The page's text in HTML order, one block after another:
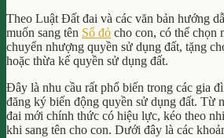
Giải
Quyết
Thế
Nào?
Theo Luật Đất đai và các văn bản hướng
muốn sang tên Sổ đỏ cho con, có thể chọn
chuyển nhượng quyền sử dụng đất, tặng
hoặc thừa kế quyền sử dụng đất.
Đây là nhu cầu rất phổ biến trong các gia
đăng ký biến động quyền sử dụng đất. Từ
đai mới chính thức có hiệu lực, kéo theo
khi sang tên cho con. Dưới đây là các